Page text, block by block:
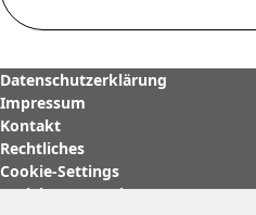
Soziale Netzwerke
Datenschutzerklärung
Impressum
Kontakt
Rechtliches
Cookie-Settings